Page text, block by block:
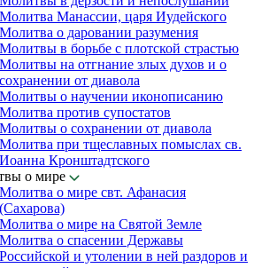
Молитва Манассии, царя Иудейского
Молитва о даровании разумения
Молитвы в борьбе с плотской страстью
Молитвы на отгнание злых духов и о
сохранении от диавола
Молитвы о научении иконописанию
Молитва против супостатов
Молитвы о сохранении от диавола
Молитва при тщеславных помыслах св.
Иоанна Кронштадтского
о мире
Молитва о мире свт. Афанасия
(Сахарова)
Молитва о мире на Святой Земле
Молитва о спасении Державы
Российской и утолении в ней раздоров и